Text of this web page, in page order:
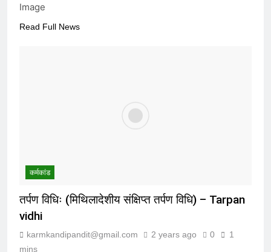
Image
Read Full News
कर्मकांड
तर्पण विधिः (मिथिलादेशीय संक्षिप्त तर्पण विधि) – Tarpan
vidhi
karmkandipandit@gmail.com 2 years ago 0
1
mins